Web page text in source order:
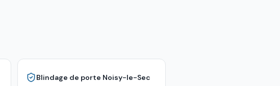
Blindage de porte Noisy-le-Sec